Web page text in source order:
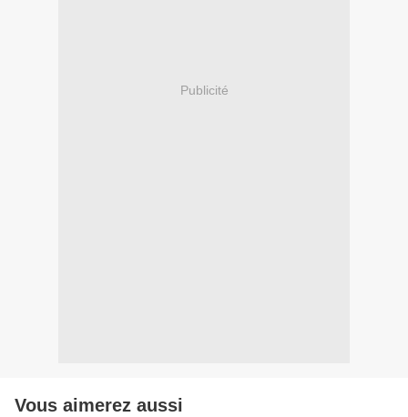
Publicité
Vous aimerez aussi